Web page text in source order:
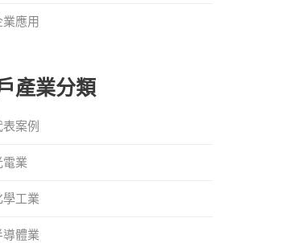
業應用
產業分類
表案例
電業
學工業
導體業